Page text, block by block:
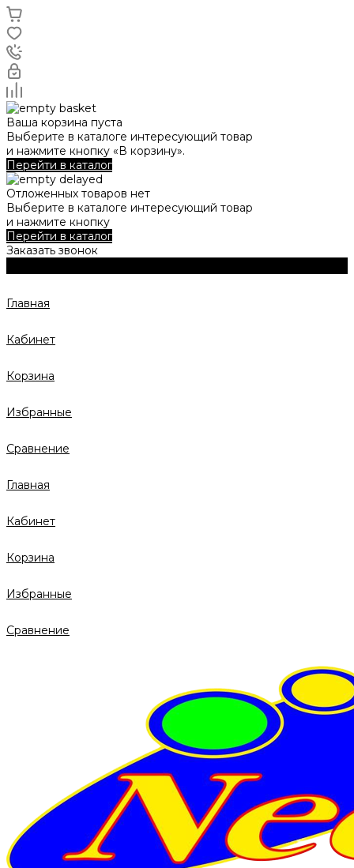
Ваша корзина пуста
Выберите в каталоге интересующий товар
и нажмите кнопку «В корзину».
Перейти в каталог
Отложенных товаров нет
Выберите в каталоге интересующий товар
и нажмите кнопку
Перейти в каталог
Заказать звонок
Главная
Кабинет
Корзина
Избранные
Сравнение
Главная
Кабинет
Корзина
Избранные
Сравнение